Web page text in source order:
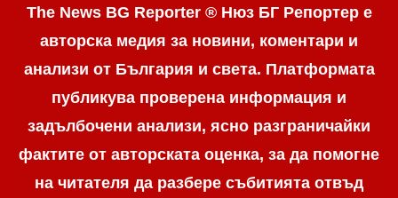
The News BG Reporter ® Нюз БГ Репортер е
авторска медия за новини, коментари и
анализи от България и света. Платформата
публикува проверена информация и
задълбочени анализи, ясно разграничaйки
фактите от авторската оценка, за да помогне
на читателя да разбере събитията отвъд